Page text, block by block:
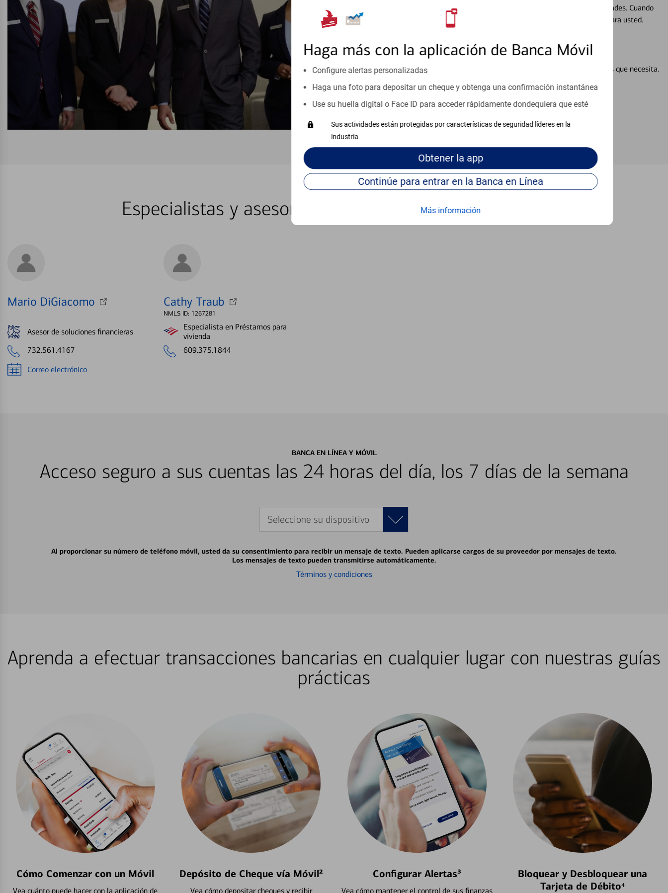
Haga más con la aplicación de Banca Móvil
Configure alertas personalizadas
Haga una foto para depositar un cheque y obtenga una confirmación instantánea
Use su huella digital o Face ID para acceder rápidamente dondequiera que esté
Sus actividades están protegidas por características de seguridad líderes en la
industria
Obtenerla app
Continúe para entrar en la Banca en Línea
Más información
inicio o crecimiento de su negocio, su futuro se mueve de acuerdo con sus necesidades. Cuando
esté listo, un especialista trabajará con usted en un momento que sea adecuado para usted.
Programe una cita
Vea si nuestro centro de ayuda en línea puede ayudar a proporcionar las respuestas que necesita.
Especialistas y asesores locales en Monroe Township
Mario DiGiacomo
Asesor de soluciones financieras
732.561.4167
Correo electrónico
Cathy Traub
NMLS ID: 1267281
Especialista en Préstamos para
vivienda
609.375.1844
BANCA EN LÍNEA Y MÓVIL
Acceso seguro a sus cuentas las 24 horas del día, los 7 días de la semana
Seleccione su dispositivo
Al proporcionar su número de teléfono móvil, usted da su consentimiento para recibir un mensaje de texto. Pueden aplicarse cargos de su proveedor por mensajes de texto.
Los mensajes de texto pueden transmitirse automáticamente.
Términos y condiciones
Aprenda a efectuar transacciones bancarias en cualquier lugar con nuestras guías
prácticas
Cómo Comenzar con un Móvil
Vea cuánto puede hacer con la aplicación de
Depósito de Cheque vía Móvil²
Vea cómo depositar cheques y recibir
Configurar Alertas³
Vea cómo mantener el control de sus finanzas
Bloquear y Desbloquear una
Tarjeta de Débito⁴